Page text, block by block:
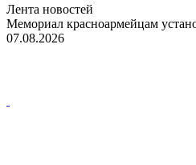
Лента новостей
Мемориал красноармейцам
07.08.2026